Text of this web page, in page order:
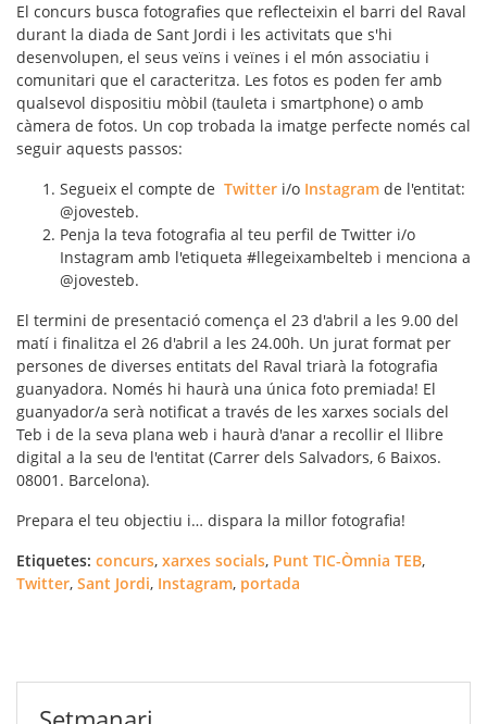
El concurs busca fotografies que reflecteixin el barri del Raval
durant la diada de Sant Jordi i les activitats que s'hi
desenvolupen, el seus veïns i veïnes i el món associatiu i
comunitari que el caracteritza. Les fotos es poden fer amb
qualsevol dispositiu mòbil (tauleta i smartphone) o amb
càmera de fotos. Un cop trobada la imatge perfecte només cal
seguir aquests passos:
Segueix el compte de Twitter i/o Instagram de l'entitat:
@jovesteb.
Penja la teva fotografia al teu perfil de Twitter i/o
Instagram amb l'etiqueta #llegeixambelteb i menciona a
@jovesteb.
El termini de presentació comença el 23 d'abril a les 9.00 del
matí i finalitza el 26 d'abril a les 24.00h. Un jurat format per
persones de diverses entitats del Raval triarà la fotografia
guanyadora. Només hi haurà una única foto premiada! El
guanyador/a serà notificat a través de les xarxes socials del
Teb i de la seva plana web i haurà d'anar a recollir el llibre
digital a la seu de l'entitat (Carrer dels Salvadors, 6 Baixos.
08001. Barcelona).
Prepara el teu objectiu i… dispara la millor fotografia!
Etiquetes: concurs, xarxes socials, Punt TIC-Òmnia TEB,
Twitter, Sant Jordi, Instagram, portada